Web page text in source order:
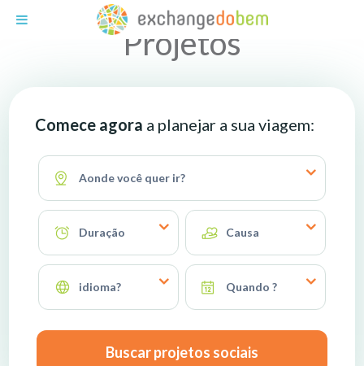
Projetos
Comece agora a planejar a sua viagem:
Aonde você quer ir?
Duração Causa
idioma? Quando ?
Buscar projetos sociais
Exchange do Bem